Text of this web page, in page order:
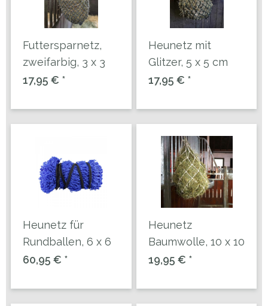
Futtersparnetz,
zweifarbig, 3 x 3
cm Maschen
17,95 € *
Heunetz mit
Glitzer, 5 x 5 cm
Maschen
17,95 € *
Heunetz für
Rundballen, 6 x 6
cm Maschen
60,95 € *
Heunetz
Baumwolle, 10 x 10
cm Maschen
19,95 € *